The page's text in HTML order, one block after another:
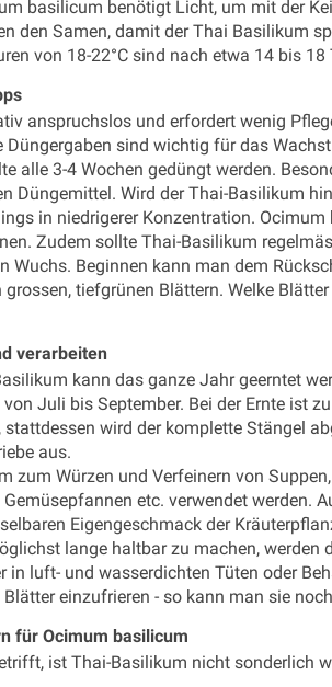
basilicum benötigt Licht, um mit der
den Samen, damit der Thai Basilikum
von 18-22°C sind nach etwa 14 bis
anspruchslos und erfordert wenig
Düngergaben sind wichtig für das
alle 3-4 Wochen gedüngt werden.
Düngemittel. Wird der Thai-Basilikum
in niedrigerer Konzentration.
Zudem sollte Thai-Basilikum
Wuchs. Beginnen kann man dem
tiefgrünen Blättern. Welke
verarbeiten
kann das ganze Jahr geerntet
Juli bis September. Bei der Ernte ist
wird der komplette Stängel
aus.
zum Würzen und Verfeinern von
etc. verwendet werden.
Eigengeschmack der
lange haltbar zu machen, werden
in luft- und wasserdichten Tüten oder
einzufrieren - so kann man sie
für Ocimum basilicum
ist Thai-Basilikum nicht sonderlich